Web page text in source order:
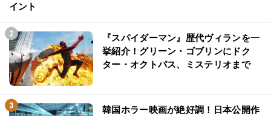
イント
『スパイダーマン』歴代ヴィランを一
挙紹介！グリーン・ゴブリンにドク
ター・オクトパス、ミステリオまで
韓国ホラー映画が絶好調！日本公開作